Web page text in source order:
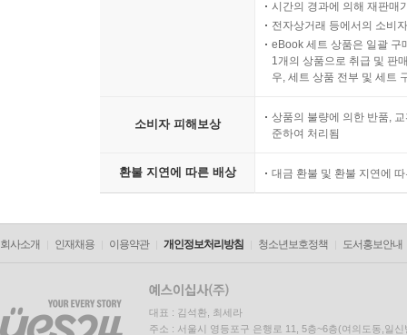
시간의 경과에 의해 재판매
전자상거래 등에서의 소비
eBook 세트 상품은 일괄 구
1개의 상품으로 취급 및 판
우, 세트 상품 전부 및 세트
소비자 피해보상
상품의 불량에 의한 반품,
준하여 처리됨
환불 지연에 따른 배상 대금 환불 및 환불 지연에
회사소개 인재채용 이용약관 개인정보처리방침 청소년보호정책 도서홍보안내
대표 : 김석환, 최세라
주소 : 서울시 영등포구 은행로 11, 5층~6층(여의도동,일신